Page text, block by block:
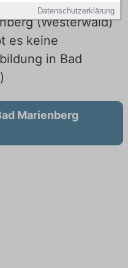
Datenschutzerklärung
(Westerwald)
es keine
in Bad
Marienberg